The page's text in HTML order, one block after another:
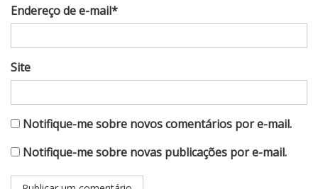
Endereço de e-mail*
Site
Notifique-me sobre novos comentários por e-mail.
Notifique-me sobre novas publicações por e-mail.